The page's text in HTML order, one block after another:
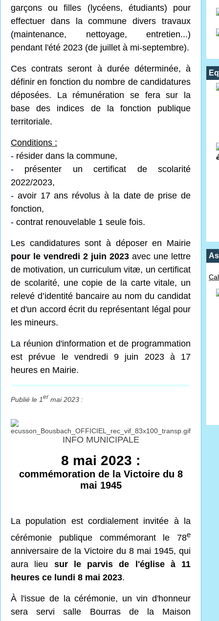
garçons ou filles (lycéens, étudiants) pour
effectuer dans la commune divers travaux
(maintenance, nettoyage, entretien...)
pendant l'été 2023 (de juillet à mi-septembre).
Ces contrats seront à durée déterminée, à
définir en fonction du nombre de candidatures
déposées. La rémunération se fera sur la
base des indices de la fonction publique
territoriale.
Conditions :
- résider dans la commune,
- présenter un certificat de scolarité
2022/2023,
- avoir 17 ans révolus à la date de prise de
fonction,
- contrat renouvelable 1 seule fois.
Les candidatures sont à déposer en Mairie
pour le vendredi 2 juin 2023 avec une lettre
de motivation, un curriculum vitæ, un certificat
de scolarité, une copie de la carte vitale, un
relevé d’identité bancaire au nom du candidat
et d'un accord écrit du représentant légal pour
les mineurs.
La réunion d'information et de programmation
est prévue le vendredi 9 juin 2023 à 17
heures en Mairie.
Publié le 1er mai 2023 :
INFO MUNICIPALE
8 mai 2023 :
commémoration de la Victoire du 8
mai 1945
La population est cordialement invitée à la
cérémonie publique commémorant le 78e
anniversaire de la Victoire du 8 mai 1945, qui
aura lieu sur le parvis de l'église à 11
heures ce lundi 8 mai 2023.
À l'issue de la cérémonie, un vin d'honneur
sera servi salle Bourras de la Maison